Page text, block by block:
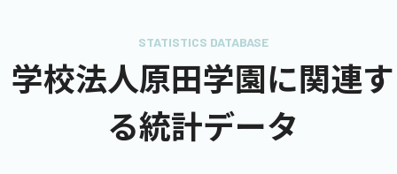
STATISTICS DATABASE
学校法人原田学園に関連す
る統計データ